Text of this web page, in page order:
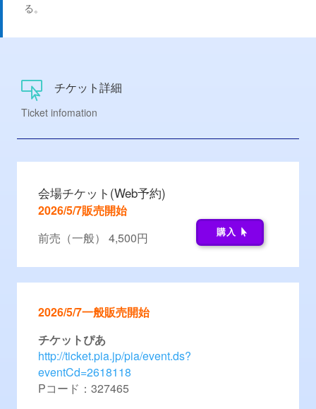
る。
 チケット詳細
Ticket infomation
会場チケット(Web予約)
2026/5/7販売開始
前売（一般） 4,500円
購入
2026/5/7一般販売開始
チケットぴあ
http://ticket.pia.jp/pia/event.ds?
eventCd=2618118
Pコード：327465